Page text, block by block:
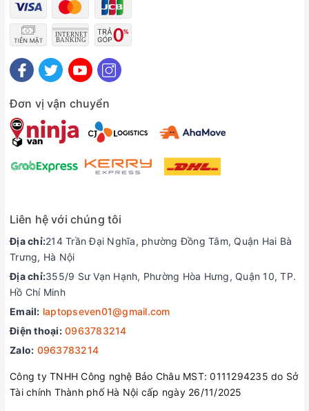
Với các đơn hàng ra ngoại thành hoặc các tỉnh
khác, công ty sẽ gửi ship cod qua các đối tác vận
chuyển, chi phí giao nhận sẽ được tính vào đơn
hàng khi quý khách nhận hàng KIỂM TRA HÀNG và
thanh toán.
Chi phí giao hàng toàn quốc dao động từ 150.000
đ đến 200.000 đ.
Nhận thanh toán dưới mọi hình thức khi mua máy
tại công ty như Tiền mặt, Chuyển khoản, Các đổi
máy, Quẹt thẻ tất cả các ngân hàng…
các ngân hàng… )
Hỗ trợ mua trả góp qua Chứng minh thư, Bằng lái
xe, sổ hộ khẩu qua ngân hàng HD saison. Thủ tục
đơn giản, chi phí thấp, trả trước chỉ 10% giá máy…
LIÊN HỆ
Địa chỉ:214 Trần Đại Nghĩa, P. Đồng Tâm, Q. Hai Bà
Trưng, TP. Hà Nội.
Hỗ trợ mua hàng :
Youtube:
https://www.youtube.com/channel/
Đơn vị vận chuyển
Liên hệ với chúng tôi
Địa chỉ:214 Trần Đại Nghĩa, phường Đồng Tâm, Quận Hai Bà
Trưng, Hà Nội
Địa chỉ:355/9 Sư Vạn Hạnh, Phường Hòa Hưng, Quận 10, TP.
Hồ Chí Minh
Email: laptopseven01@gmail.com
Điện thoại: 0963783214
Zalo: 0963783214
Công ty TNHH Công nghệ Bảo Châu MST: 0111294235 do Sở
Tài chính Thành phố Hà Nội cấp ngày 26/11/2025